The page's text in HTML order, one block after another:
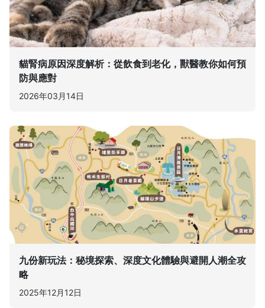
貓腎病原因深度解析：從飲食到老化，獸醫教你如何預
防與應對
2026年03月14日
九份新玩法：秘境探索、深度文化體驗與避開人潮全攻
略
2025年12月12日